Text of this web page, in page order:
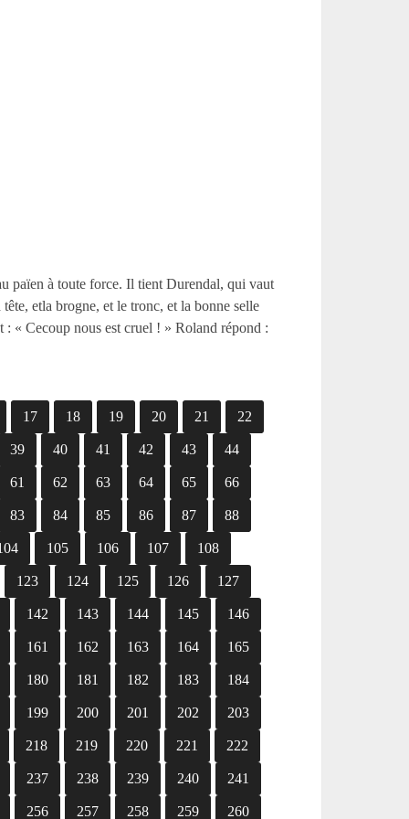
païen à toute force. Il tient Durendal, qui vaut
etla brogne, et le tronc, et la bonne selle
: « Cecoup nous est cruel ! » Roland répond :
17 18 19 20 21 22
39 40 41 42 43 44
61 62 63 64 65 66
83 84 85 86 87 88
105 106 107 108
123 124 125 126 127
142 143 144 145 146
161 162 163 164 165
180 181 182 183 184
199 200 201 202 203
218 219 220 221 222
237 238 239 240 241
256 257 258 259 260